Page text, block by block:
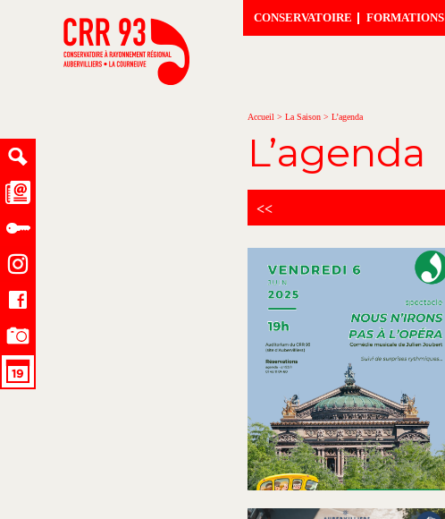
CONSERVATOIRE FORMATIONS
Accueil > La Saison > L’agenda
L’agenda
<<